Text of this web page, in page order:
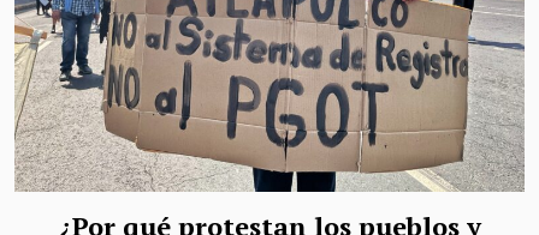
¿Por qué protestan los pueblos y